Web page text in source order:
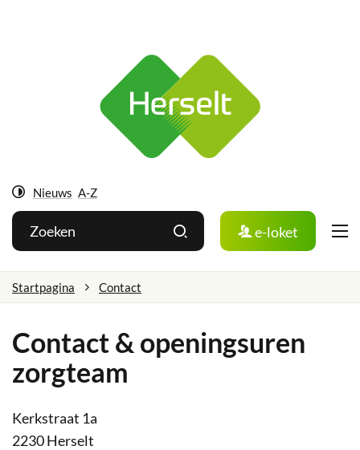
Hoog
contrast
Nieuws A-Z
Wat
zoek
e-loket
Startpagina Contact
Contact & openingsuren
zorgteam
Contact
Adres
Kerkstraat 1a
,2230Herselt